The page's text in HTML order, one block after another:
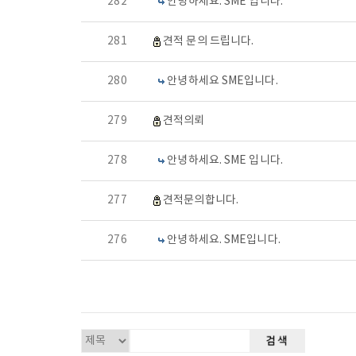
281 견적 문의 드립니다.
280 안녕하세요 SME입니다.
279 견적의뢰
278 안녕하세요. SME 입니다.
277 견적문의합니다.
276 안녕하세요. SME입니다.